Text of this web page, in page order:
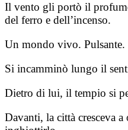
Il vento gli portò il
del ferro e dell’incenso.
Un mondo vivo.
Si incamminò lungo il
Dietro di lui, il tempio si
Davanti, la città cresceva